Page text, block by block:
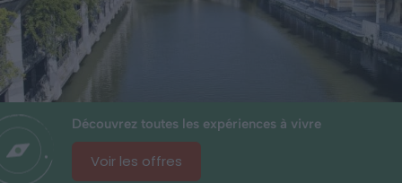
Découvrez toutes les expériences à vivre
Voir les offres